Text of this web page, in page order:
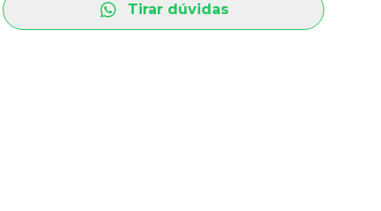
Tirar dúvidas